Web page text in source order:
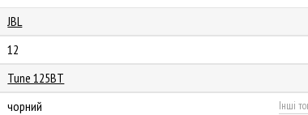
JBL
12
Tune 125BT
чорний Інші